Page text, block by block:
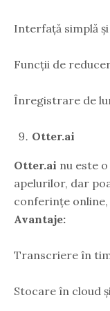
Interfață simplă
Funcții de
Înregistrare de
Otter.ai
Otter.ai nu este
apelurilor, dar
conferințe
Avantaje:
Transcriere în
Stocare în cloud